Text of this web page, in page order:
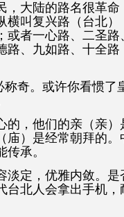
，大陆的路名很革命
横叫复兴路（台北）
或者一心路、二圣路
路、九如路、十全路
称奇。或许你看惯了
的，他们的亲（亲）
庙）是经常朝拜的。
承。
淡定，优雅内敛。是
台北人会拿出手机，